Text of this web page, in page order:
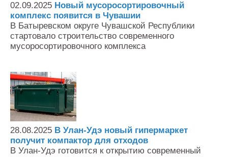
02.09.2025 Новый мусоросортировочный
комплекс появится в Чувашии
В Батыревском округе Чувашской Республики
стартовало строительство современного
мусоросортировочного комплекса
28.08.2025 В Улан-Удэ новый гипермаркет
получит компактор для отходов
В Улан-Удэ готовится к открытию современный